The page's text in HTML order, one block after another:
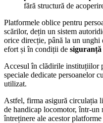
fără structură de
Platformele oblice pentru
scărilor, dețin un sistem
orice direcție, până la un
efort și în condiții de siguranță
Accesul în clădirile instituțiilor
speciale dedicate persoanelor
utilizat.
Astfel, firma asigură circulația
de handicap locomotor, într-
întreținere ale acestor